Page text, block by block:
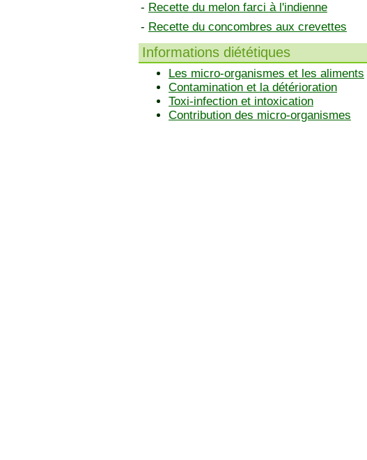
- Recette du melon farci à l'indienne
- Recette du concombres aux crevettes
Informations diététiques
Les micro-organismes et les aliments
Contamination et la détérioration
Toxi-infection et intoxication
Contribution des micro-organismes